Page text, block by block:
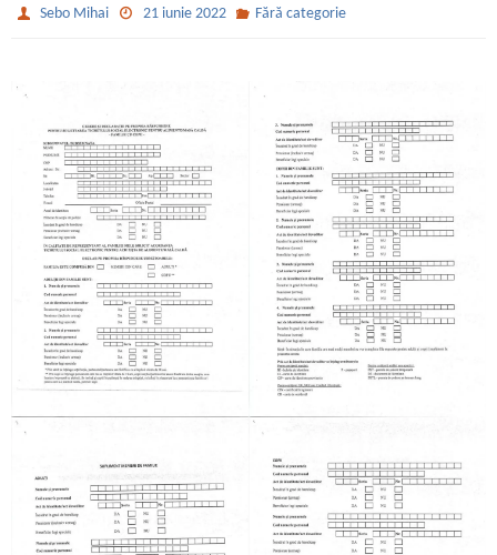
Sebo Mihai 21 iunie 2022 Fără categorie